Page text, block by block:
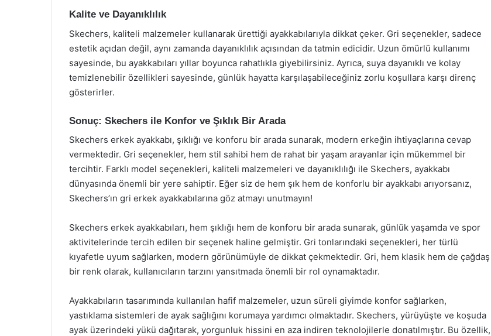
Kalite ve Dayanıklılık
Skechers, kaliteli malzemeler kullanarak ürettiği ayakkabılarıyla dikkat çeker. Gri seçenekler, sadece
estetik açıdan değil, aynı zamanda dayanıklılık açısından da tatmin edicidir. Uzun ömürlü kullanımı
sayesinde, bu ayakkabıları yıllar boyunca rahatlıkla giyebilirsiniz. Ayrıca, suya dayanıklı ve kolay
temizlenebilir özellikleri sayesinde, günlük hayatta karşılaşabileceğiniz zorlu koşullara karşı direnç
gösterirler.
Sonuç: Skechers ile Konfor ve Şıklık Bir Arada
Skechers erkek ayakkabı, şıklığı ve konforu bir arada sunarak, modern erkeğin ihtiyaçlarına cevap
vermektedir. Gri seçenekler, hem stil sahibi hem de rahat bir yaşam arayanlar için mükemmel bir
tercihtir. Farklı model seçenekleri, kaliteli malzemeleri ve dayanıklılığı ile Skechers, ayakkabı
dünyasında önemli bir yere sahiptir. Eğer siz de hem şık hem de konforlu bir ayakkabı arıyorsanız,
Skechers’ın gri erkek ayakkabılarına göz atmayı unutmayın!
Skechers erkek ayakkabıları, hem şıklığı hem de konforu bir arada sunarak, günlük yaşamda ve spor
aktivitelerinde tercih edilen bir seçenek haline gelmiştir. Gri tonlarındaki seçenekleri, her türlü
kıyafetle uyum sağlarken, modern görünümüyle de dikkat çekmektedir. Gri, hem klasik hem de çağdaş
bir renk olarak, kullanıcıların tarzını yansıtmada önemli bir rol oynamaktadır.
Ayakkabıların tasarımında kullanılan hafif malzemeler, uzun süreli giyimde konfor sağlarken,
yastıklama sistemleri de ayak sağlığını korumaya yardımcı olmaktadır. Skechers, yürüyüşte ve koşuda
ayak üzerindeki yükü dağıtarak, yorgunluk hissini en aza indiren teknolojilerle donatılmıştır. Bu özellik,